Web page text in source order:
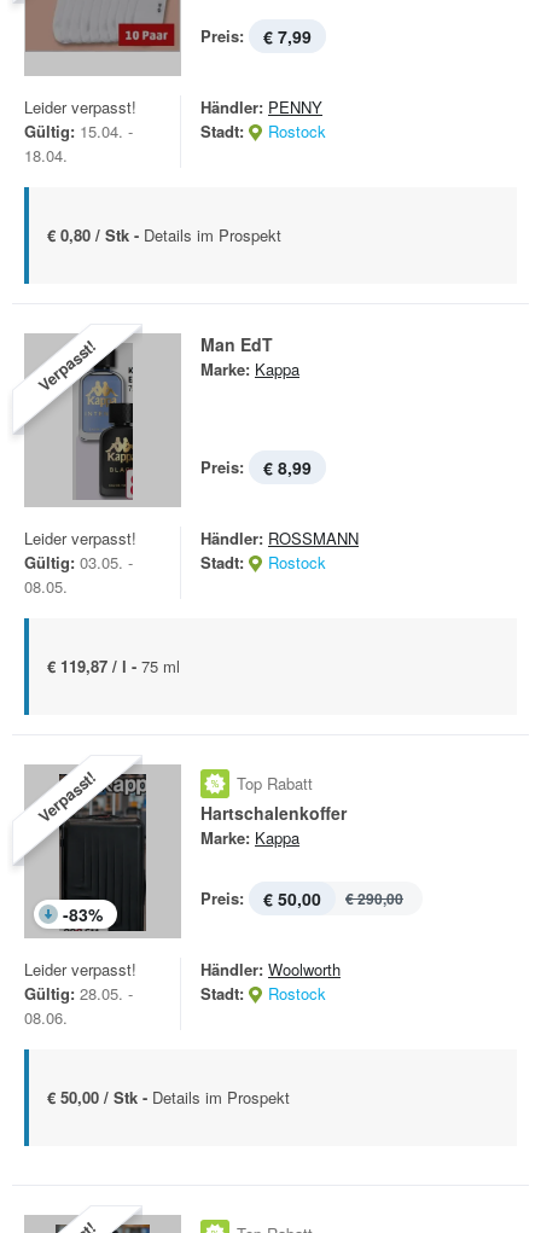
Preis: € 7,99
Leider verpasst!
Gültig: 15.04. -
18.04.
Händler: PENNY
Stadt:
Rostock
€ 0,80 / Stk - Details im Prospekt
Verpasst! Man EdT
Marke: Kappa
Preis: € 8,99
Leider verpasst!
Gültig: 03.05. -
08.05.
Händler: ROSSMANN
Stadt:
Rostock
€ 119,87 / l - 75 ml
Verpasst!
-83%
Top Rabatt
Hartschalenkoffer
Marke: Kappa
Preis: € 50,00 € 290,00
Leider verpasst!
Gültig: 28.05. -
08.06.
Händler: Woolworth
Stadt:
Rostock
€ 50,00 / Stk - Details im Prospekt